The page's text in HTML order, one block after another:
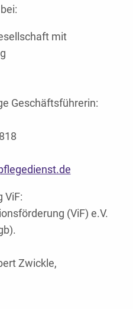
mit
Geschäftsführerin:
ViF:
(ViF) e.V.
Zwickle,